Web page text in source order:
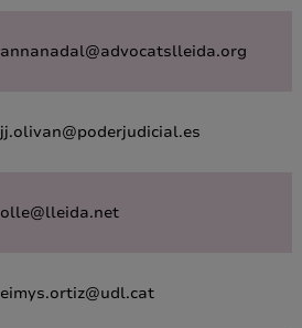
annanadal@advocatslleida.org
jj.olivan@poderjudicial.es
olle@lleida.net
eimys.ortiz@udl.cat